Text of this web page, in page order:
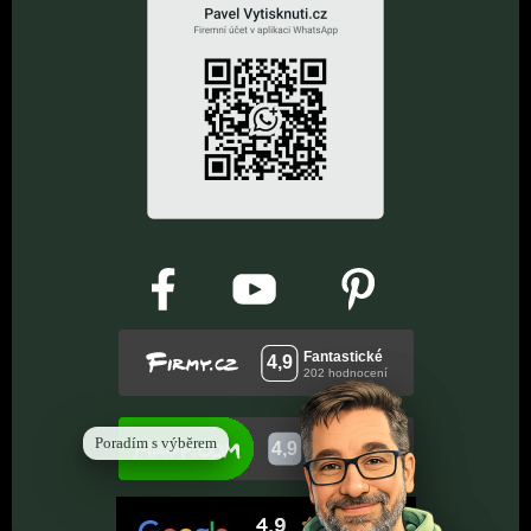
Poradím s výběrem